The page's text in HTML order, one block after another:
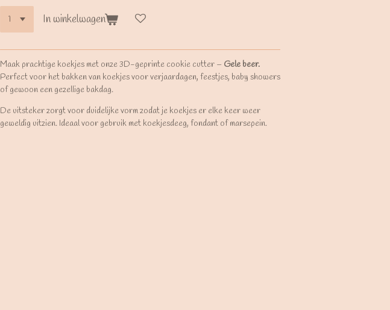
In winkelwagen
Maak prachtige koekjes met onze 3D-geprinte cookie cutter – Gele beer.
Perfect voor het bakken van koekjes voor verjaardagen, feestjes, baby showers
of gewoon een gezellige bakdag.
De uitsteker zorgt voor duidelijke vorm zodat je koekjes er elke keer weer
geweldig uitzien. Ideaal voor gebruik met koekjesdeeg, fondant of marsepein.